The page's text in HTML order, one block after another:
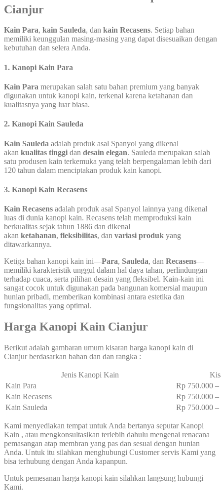
Cianjur
Kain Para, kain Sauleda, dan kain Recasens. Setiap bahan
memiliki keunggulan masing-masing yang dapat disesuaikan dengan
kebutuhan dan selera Anda.
1. Kanopi Kain Para
Kain Para merupakan salah satu bahan premium yang banyak
digunakan untuk kanopi kain, terkenal karena ketahanan dan
kualitasnya yang luar biasa.
2. Kanopi Kain Sauleda
Kain Sauleda adalah produk asal Spanyol yang dikenal
akan kualitas tinggi dan desain elegan. Sauleda merupakan salah
satu produsen kain terkemuka yang telah berpengalaman lebih dari
120 tahun dalam menciptakan produk kain kanopi.
3. Kanopi Kain Recasens
Kain Recasens adalah produk asal Spanyol lainnya yang dikenal
luas di dunia kanopi kain. Recasens telah memproduksi kain
berkualitas sejak tahun 1886 dan dikenal
akan ketahanan, fleksibilitas, dan variasi produk yang
ditawarkannya.
Ketiga bahan kanopi kain ini—Para, Sauleda, dan Recasens—
memiliki karakteristik unggul dalam hal daya tahan, perlindungan
terhadap cuaca, serta pilihan desain yang fleksibel. Kain-kain ini
sangat cocok untuk digunakan pada bangunan komersial maupun
hunian pribadi, memberikan kombinasi antara estetika dan
fungsionalitas yang optimal.
Harga Kanopi Kain Cianjur
Berikut adalah gambaran umum kisaran harga kanopi kain di
Cianjur berdasarkan bahan dan dan rangka :
Jenis Kanopi Kain
Kain Para
Rp 750.000
Kain Recasens
Rp 750.000
Kain Sauleda
Rp 750.000
Kami menyediakan tempat untuk Anda bertanya seputar Kanopi
Kain , atau mengkonsultasikan terlebih dahulu mengenai renacana
pemasangan atap membran yang pas dan sesuai dengan hunian
Anda. Untuk itu silahkan menghubungi Customer servis Kami yang
bisa terhubung dengan Anda kapanpun.
Untuk pemesanan harga kanopi kain silahkan langsung hubungi
Kami.